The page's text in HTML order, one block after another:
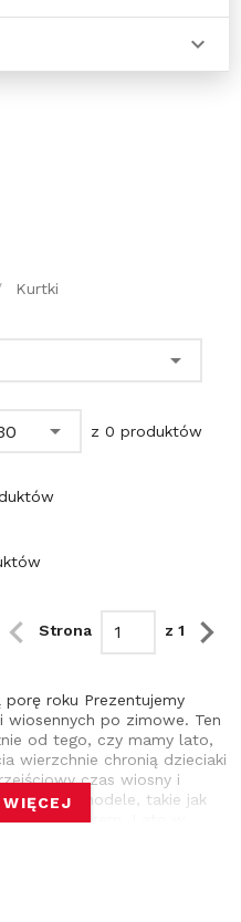
Kurtki
z 0 produktów
Strona z 1
roku Prezentujemy
wiosennych po zimowe. Ten
od tego, czy mamy lato,
wierzchnie chronią dzieciaki
czas wiosny i
lekkie modele, takie jak
z kapturem. Lato w